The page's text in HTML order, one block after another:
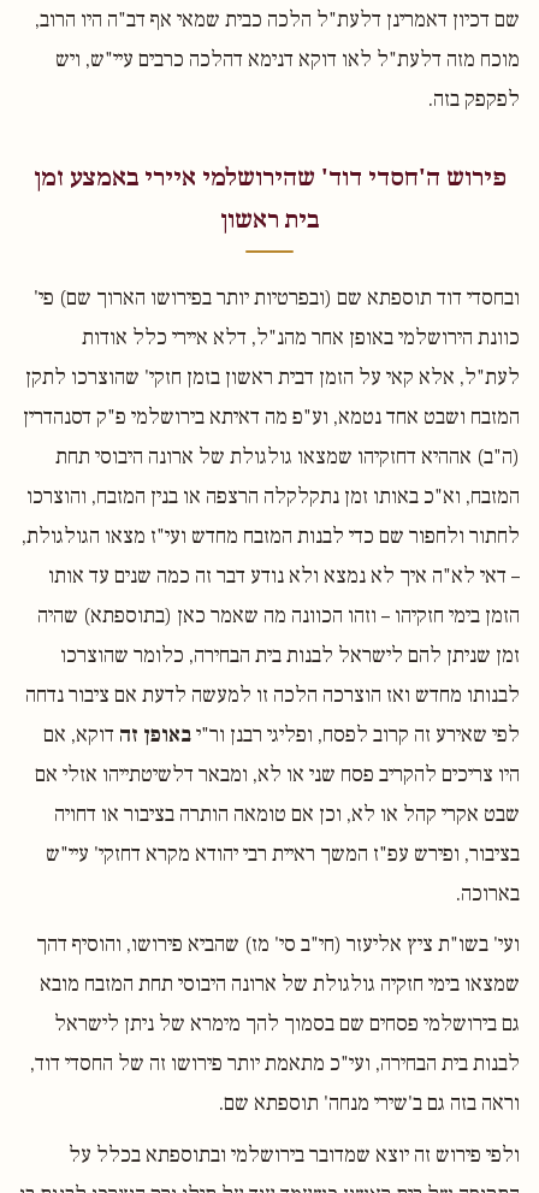
שם דכיון דאמרינן דלעת"ל הלכה כבית שמאי אף דב"ה היו הרוב,
מוכח מזה דלעת"ל לאו דוקא דנימא דהלכה כרבים עיי"ש, ויש
לפקפק בזה.
פירוש ה'חסדי דוד' שהירושלמי איירי באמצע זמן
בית ראשון
ובחסדי דוד תוספתא שם (ובפרטיות יותר בפירושו הארוך שם) פי'
כוונת הירושלמי באופן אחר מהנ"ל, דלא איירי כלל אודות
לעת"ל, אלא קאי על הזמן דבית ראשון בזמן חזקי' שהוצרכו לתקן
המזבח ושבט אחד נטמא, וע"פ מה דאיתא בירושלמי פ"ק דסנהדרין
(ה"ב) אההיא דחזקיהו שמצאו גולגולת של ארונה היבוסי תחת
המזבח, וא"כ באותו זמן נתקלקלה הרצפה או בנין המזבח, והוצרכו
לחתור ולחפור שם כדי לבנות המזבח מחדש ועי"ז מצאו הגולגולת,
– דאי לא"ה איך לא נמצא ולא נודע דבר זה כמה שנים עד אותו
הזמן בימי חזקיהו – וזהו הכוונה מה שאמר כאן (בתוספתא) שהיה
זמן שניתן להם לישראל לבנות בית הבחירה, כלומר שהוצרכו
לבנותו מחדש ואז הוצרכה הלכה זו למעשה לדעת אם ציבור נדחה
לפי שאירע זה קרוב לפסח, ופליגי רבנן ור"יבאופן זה דוקא, אם
היו צריכים להקריב פסח שני או לא, ומבאר דלשיטתייהו אזלי אם
שבט אקרי קהל או לא, וכן אם טומאה הותרה בציבור או דחויה
בציבור, ופירש עפ"ז המשך ראיית רבי יהודא מקרא דחזקי' עיי"ש
בארוכה.
ועי' בשו"ת ציץ אליעזר (חי"ב סי' מז) שהביא פירושו, והוסיף דהך
שמצאו בימי חזקיה גולגולת של ארונה היבוסי תחת המזבח מובא
גם בירושלמי פסחים שם בסמוך להך מימרא של ניתן לישראל
לבנות בית הבחירה, ועי"כ מתאמת יותר פירושו זה של החסדי דוד,
וראה בזה גם ב'שירי מנחה' תוספתא שם.
ולפי פירוש זה יוצא שמדובר בירושלמי ובתוספתא בכלל על